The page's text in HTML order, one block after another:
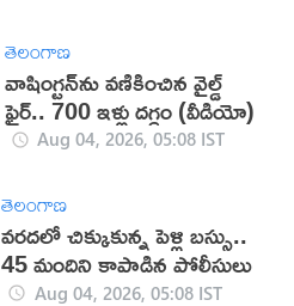
తెలంగాణ
వాషింగ్టన్‌ను వణికించిన వైల్డ్
ఫైర్.. 700 ఇళ్లు దగ్ధం (వీడియో)
Aug 04, 2026, 05:08 IST
తెలంగాణ
వరదలో చిక్కుకున్న పెళ్లి బస్సు..
45 మందిని కాపాడిన పోలీసులు
Aug 04, 2026, 05:08 IST